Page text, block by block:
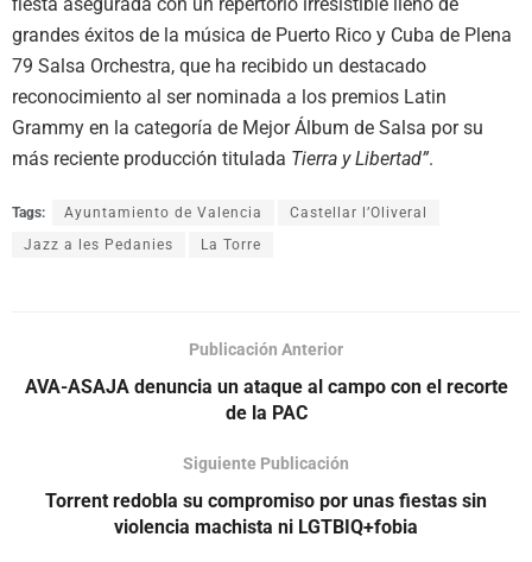
grandes éxitos de la música de Puerto Rico y Cuba de Plena
79 Salsa Orchestra, que ha recibido un destacado
reconocimiento al ser nominada a los premios Latin
Grammy en la categoría de Mejor Álbum de Salsa por su
más reciente producción titulada Tierra y Libertad”.
Tags: Ayuntamiento de Valencia
Castellar l’Oliveral
Jazz a les Pedanies
La Torre
Publicación Anterior
AVA-ASAJA denuncia un ataque al campo con el recorte
de la PAC
Siguiente Publicación
Torrent redobla su compromiso por unas fiestas sin
violencia machista ni LGTBIQ+fobia